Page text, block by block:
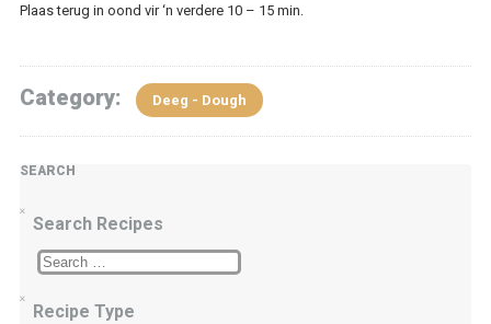
Plaas terug in oond vir ‘n verdere 10 – 15 min.
Category: Deeg - Dough
SEARCH
Search Recipes
Recipe Type